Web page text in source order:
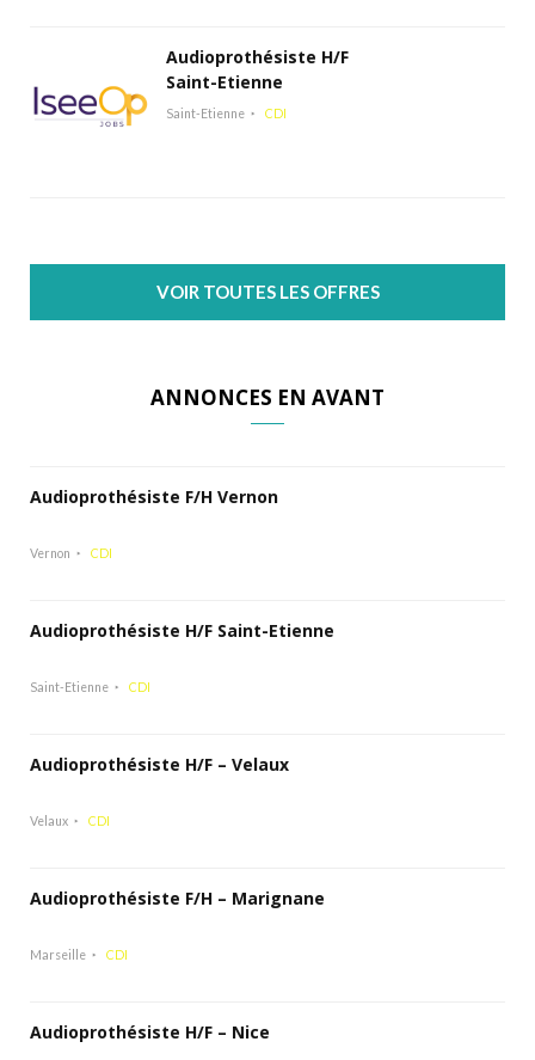
Audioprothésiste H/F
Saint-Etienne
Saint-Etienne CDI
VOIR TOUTES LES OFFRES
ANNONCES EN AVANT
Audioprothésiste F/H Vernon
Vernon CDI
Audioprothésiste H/F Saint-Etienne
Saint-Etienne CDI
Audioprothésiste H/F – Velaux
Velaux CDI
Audioprothésiste F/H – Marignane
Marseille CDI
Audioprothésiste H/F – Nice